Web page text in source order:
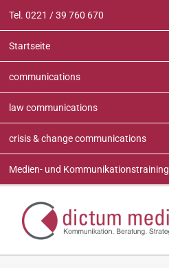
Inhalt
springen
Tel. 0221 / 39 760 670
Startseite
communications
law communications
crisis & change communications
Medien- und Kommunikationstraining